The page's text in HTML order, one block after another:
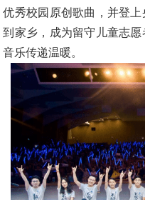
优秀校园原创歌曲，并登
到家乡，成为留守儿童志
音乐传递温暖。